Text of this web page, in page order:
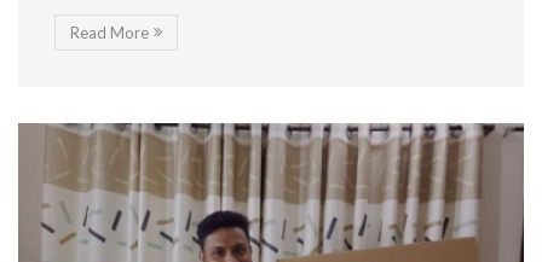
Read More